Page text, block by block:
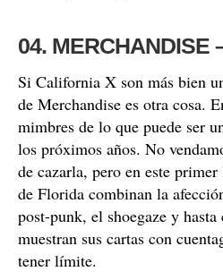
04. MERCHANDISE
Si California X son más bien
de Merchandise es otra cosa.
mimbres de lo que puede ser
los próximos años. No
de cazarla, pero en este
de Florida combinan la
post-punk, el shoegaze y
muestran sus cartas con
tener límite.